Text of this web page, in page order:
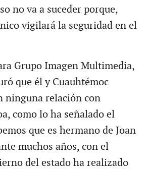
no va a suceder porque,
vigilará la seguridad en el
Grupo Imagen Multimedia,
que él y Cuauhtémoc
ninguna relación con
como lo ha señalado el
que es hermano de Joan
muchos años, con el
del estado ha realizado